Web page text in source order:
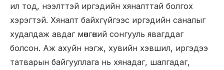
ил тод, нээлттэй иргэдийн хяналттай болгох
хэрэгтэй. Хяналт байхгүйгээс иргэдийн саналыг
худалдаж авдаг мөнгөний сонгууль явагддаг
болсон. Аж ахуйн нэгж, хувийн хэвшил, иргэдээ
татварын байгууллага нь хянадаг, шалгадаг,